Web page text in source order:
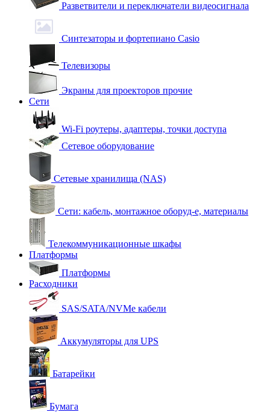
Разветвители и переключатели видеосигнала
Синтезаторы и фортепиано Casio
Телевизоры
Экраны для проекторов прочие
Сети
Wi-Fi роутеры, адаптеры, точки доступа
Сетевое оборудование
Сетевые хранилища (NAS)
Сети: кабель, монтажное оборуд-е, материалы
Телекоммуникационные шкафы
Платформы
Платформы
Расходники
SAS/SATA/NVMe кабели
Аккумуляторы для UPS
Батарейки
Бумага